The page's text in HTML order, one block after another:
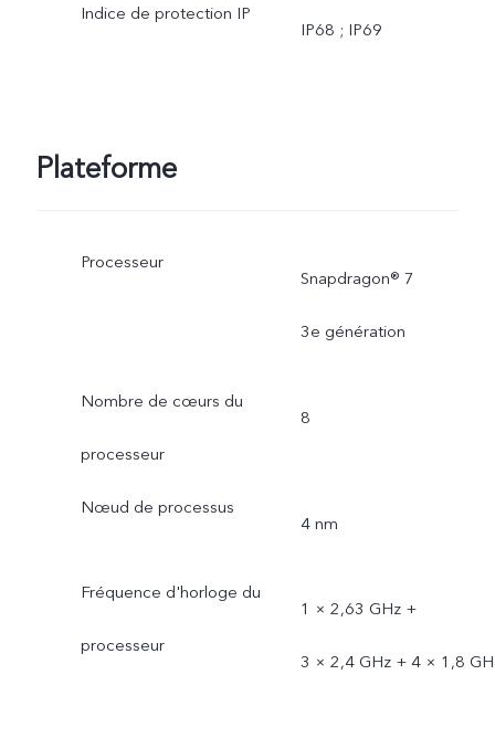
Indice de protection IP
IP68 ; IP69
Plateforme
Processeur
Snapdragon® 7
3e génération
Nombre de cœurs du
processeur
8
Nœud de processus
4 nm
Fréquence d'horloge du
processeur
1 × 2,63 GHz +
3 × 2,4 GHz + 4 × 1,8